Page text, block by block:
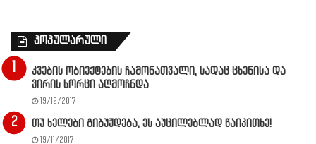
პოპულარული
კვების ობიექტების ჩამონათვალი, სადაც ცხენისა და
ვირის ხორცი აღმოჩნდა
19/12/2017
თუ ხელები გიბუჟდება, ეს აუცილებლად წაიკითხე!
19/11/2017